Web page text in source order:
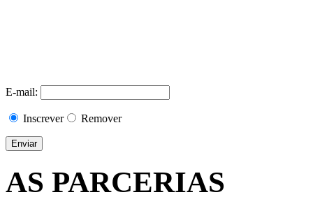
E-mail:
Inscrever Remover
AS PARCERIAS